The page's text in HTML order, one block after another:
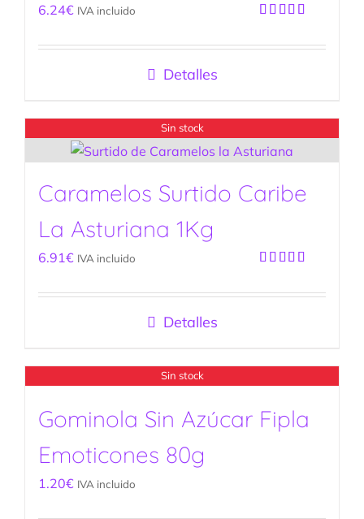
con5.00de
6.24€ IVA incluido
Detalles
Sin stock
Caramelos Surtido Caribe
La Asturiana 1Kg
con5.00de
6.91€ IVA incluido
Detalles
Sin stock
Gominola Sin Azúcar Fipla
Emoticones 80g
1.20€ IVA incluido